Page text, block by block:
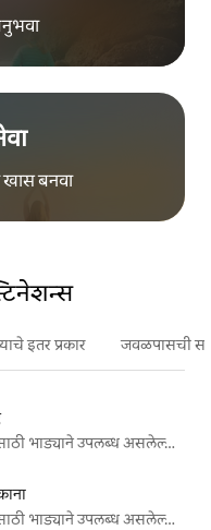
बनवा
इतर प्रकार जवळपासची
सुट्टीसाठी भाड्याने उपलब्ध असलेल्या जागा
सुट्टीसाठी भाड्याने उपलब्ध असलेल्या जागा